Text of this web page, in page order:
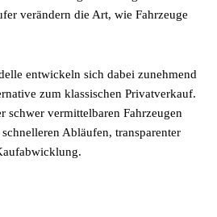
verändern die Art, wie Fahrzeuge
entwickeln sich dabei zunehmend
zum klassischen Privatverkauf.
schwer vermittelbaren Fahrzeugen
Abläufen, transparenter